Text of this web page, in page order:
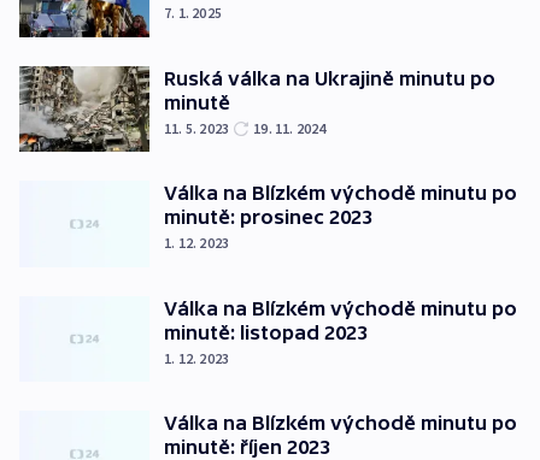
7. 1. 2025
Ruská válka na Ukrajině minutu po
minutě
11. 5. 2023 19. 11. 2024
Válka na Blízkém východě minutu po
minutě: prosinec 2023
1. 12. 2023
Válka na Blízkém východě minutu po
minutě: listopad 2023
1. 12. 2023
Válka na Blízkém východě minutu po
minutě: říjen 2023